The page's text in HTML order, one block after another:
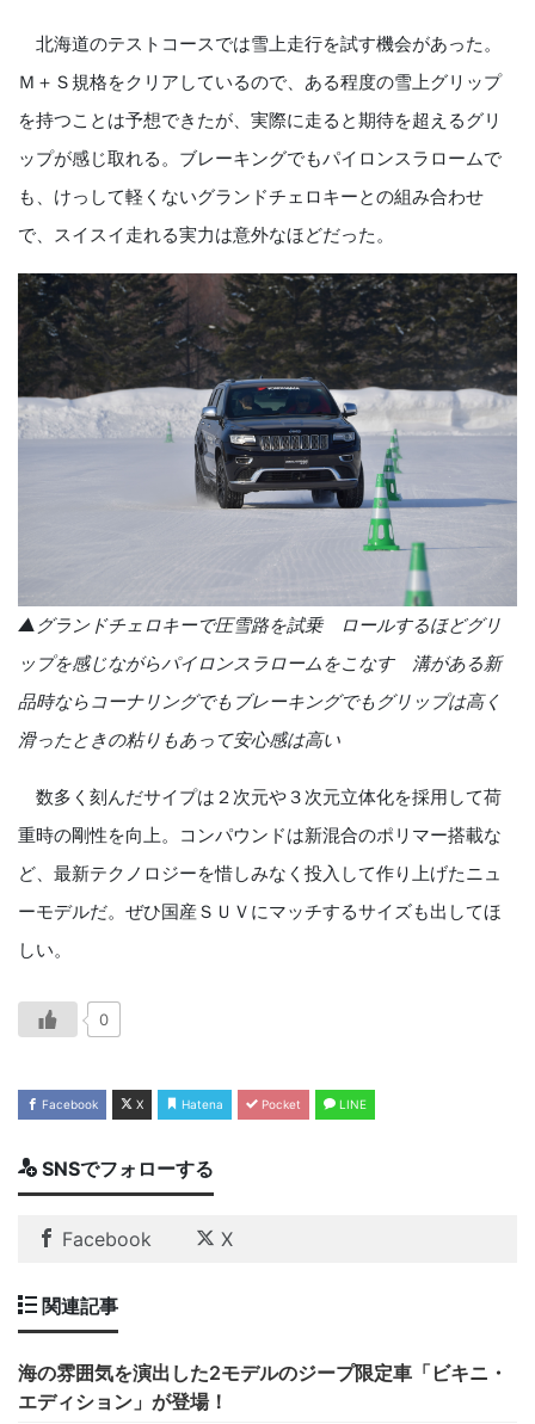
北海道のテストコースでは雪上走行を試す機会があった。
Ｍ＋Ｓ規格をクリアしているので、ある程度の雪上グリップ
を持つことは予想できたが、実際に走ると期待を超えるグリ
ップが感じ取れる。ブレーキングでもパイロンスラロームで
も、けっして軽くないグランドチェロキーとの組み合わせ
で、スイスイ走れる実力は意外なほどだった。
▲グランドチェロキーで圧雪路を試乗 ロールするほどグリ
ップを感じながらパイロンスラロームをこなす 溝がある新
品時ならコーナリングでもブレーキングでもグリップは高く
滑ったときの粘りもあって安心感は高い
数多く刻んだサイプは２次元や３次元立体化を採用して荷
重時の剛性を向上。コンパウンドは新混合のポリマー搭載な
ど、最新テクノロジーを惜しみなく投入して作り上げたニュ
ーモデルだ。ぜひ国産ＳＵＶにマッチするサイズも出してほ
しい。
0
Facebook X Hatena Pocket LINE
SNSでフォローする
Facebook X
関連記事
海の雰囲気を演出した2モデルのジープ限定車「ビキニ・
エディション」が登場！